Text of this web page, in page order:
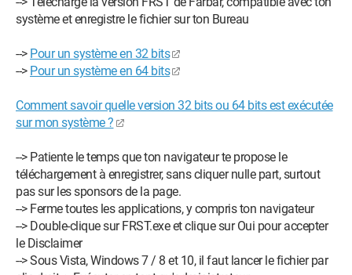
système et enregistre le fichier sur ton Bureau
--> Pour un système en 32 bits
--> Pour un système en 64 bits
Comment savoir quelle version 32 bits ou 64 bits est exécutée
sur mon système ?
--> Patiente le temps que ton navigateur te propose le
téléchargement à enregistrer, sans cliquer nulle part, surtout
pas sur les sponsors de la page.
--> Ferme toutes les applications, y compris ton navigateur
--> Double-clique sur FRST.exe et clique sur Oui pour accepter
le Disclaimer
--> Sous Vista, Windows 7 / 8 et 10, il faut lancer le fichier par